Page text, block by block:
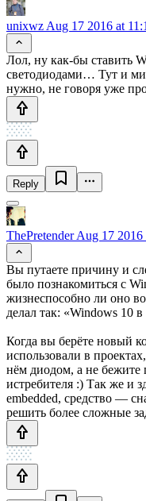
unixwz Aug 17 2016 at
Лол, ну как-бы ставить
светодиодами… Тут и
нужно, не говоря уже
Reply
ThePretenderAug 17 2016
Вы путаете причину и
было познакомиться с
жизнеспособно ли оно
делал так: «Windows
Когда вы берёте новый
использовали в
нём диодом, а не бежите
истребителя :) Так же и
embedded, средство —
решить более сложные